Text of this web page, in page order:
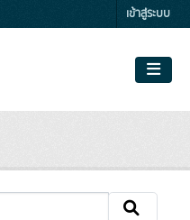
เข้าสู่ระบบ